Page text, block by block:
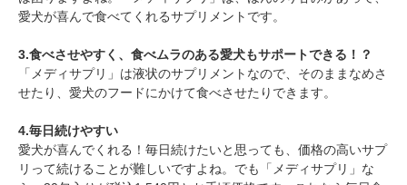
愛犬が喜んで食べてくれるサプリメントです。
3.食べさせやすく、食べムラのある愛犬もサポートできる！？
「メディサプリ」は液状のサプリメントなので、そのままなめさ
せたり、愛犬のフードにかけて食べさせたりできます。
4.毎日続けやすい
愛犬が喜んでくれる！毎日続けたいと思っても、価格の高いサプ
リって続けることが難しいですよね。でも「メディサプリ」な